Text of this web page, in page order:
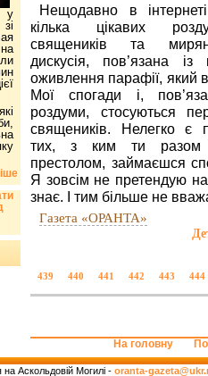
Нещодавно в
кілька цікавих
священиків та
дискусія, пов’язана
оживлення парафії, який
Мої спогади і,
роздуми, стосуються
священиків. Нелегко є
тих, з ким ти разом
престолом, займаєшся
Я зовсім не претендую
знає. І тим більше не
Газета «ОРАНТА»
439 440 441 442 443 444
у
На головну
Аскольдовій Могилі - oranta-